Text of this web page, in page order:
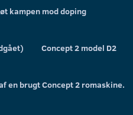
kampen mod doping
Concept 2 model D2
en brugt Concept 2 romaskine.